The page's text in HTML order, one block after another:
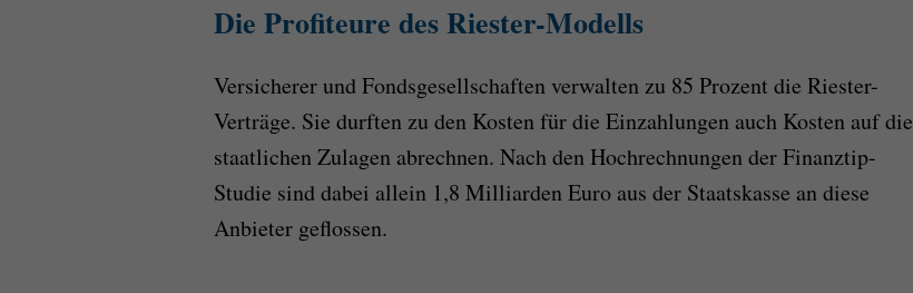
Die Profiteure des Riester-Modells
Versicherer und Fondsgesellschaften verwalten zu 85 Prozent die Riester-
Verträge. Sie durften zu den Kosten für die Einzahlungen auch Kosten auf die
staatlichen Zulagen abrechnen. Nach den Hochrechnungen der Finanztip-
Studie sind dabei allein 1,8 Milliarden Euro aus der Staatskasse an diese
Anbieter geflossen.